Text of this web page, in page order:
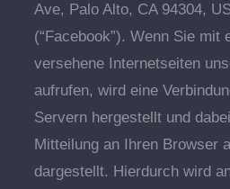
Ave, Palo Alto, CA 94304,
(“Facebook”). Wenn Sie mit
versehene Internetseiten
aufrufen, wird eine
Servern hergestellt und
Mitteilung an Ihren Browser
dargestellt. Hierdurch wird